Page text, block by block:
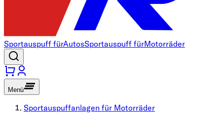
Sportauspuff fürAutosSportauspuff fürMotorräder
Menü
Sportauspuffanlagen für Motorräder